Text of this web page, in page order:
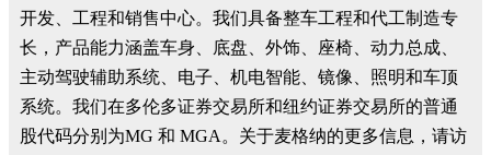
开发、工程和销售中心。我们具备整车工程和代工制造专
长，产品能力涵盖车身、底盘、外饰、座椅、动力总成、
主动驾驶辅助系统、电子、机电智能、镜像、照明和车顶
系统。我们在多伦多证券交易所和纽约证券交易所的普通
股代码分别为MG 和 MGA。关于麦格纳的更多信息，请访